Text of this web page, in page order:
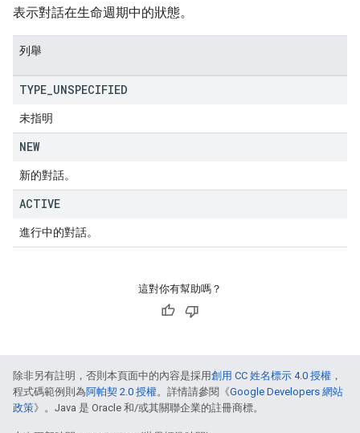
表示對話在生命週期中的狀態。
列舉
TYPE UNSPECIFIED
未指明
NEW
新的對話。
ACTIVE
進行中的對話。
這對你有幫助嗎？
除非另有註明，否則本頁面中的內容是採用創用 CC 姓名標示 4.0 授權 ，
程式碼範例則為阿帕契 2.0 授權。詳情請參閱《Google Developers 網站
政策》。Java 是 Oracle 和/或其關聯企業的註冊商標。